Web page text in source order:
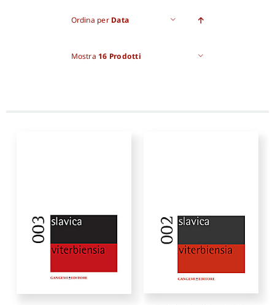
Ordina per Data
Mostra 16 Prodotti